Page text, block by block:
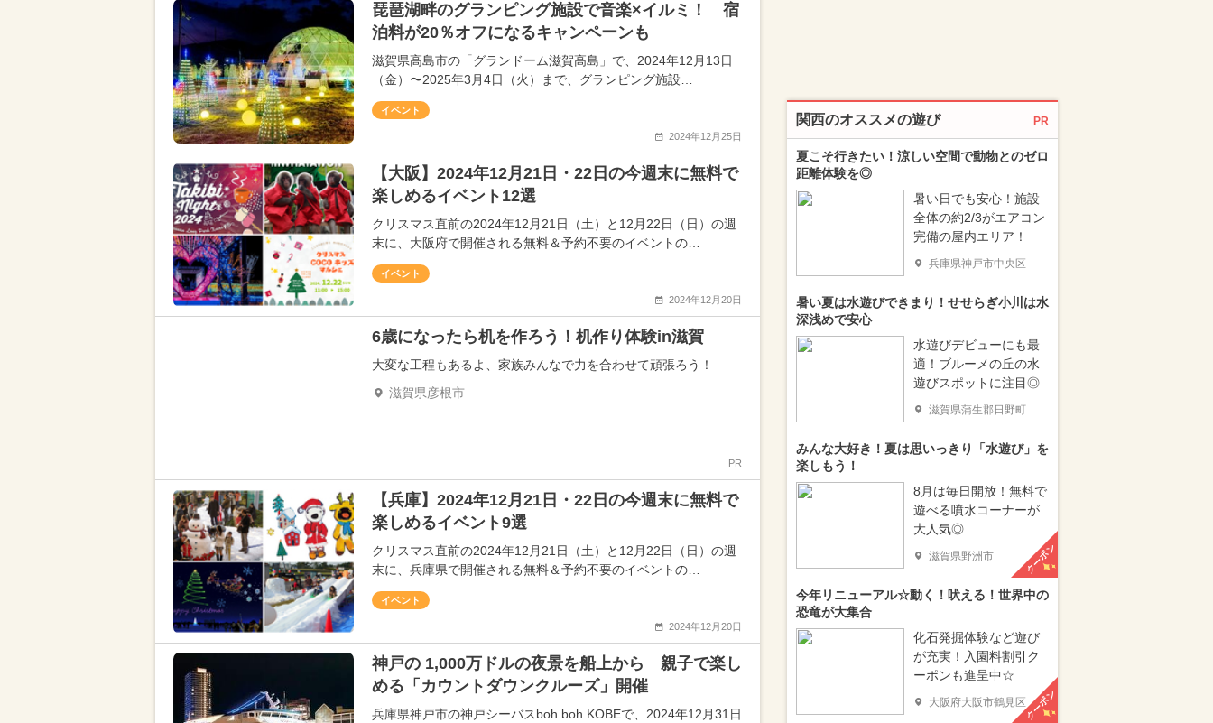
琵琶湖畔のグランピング施設で音楽×イルミ！ 宿
泊料が20％オフになるキャンペーンも
滋賀県高島市の「グランドーム滋賀高島」で、2024年12月13日
（金）〜2025年3月4日（火）まで、グランピング施設…
イベント
2024年12月25日
【大阪】2024年12月21日・22日の今週末に無料で
楽しめるイベント12選
クリスマス直前の2024年12月21日（土）と12月22日（日）の週
末に、大阪府で開催される無料＆予約不要のイベントの…
イベント
2024年12月20日
6歳になったら机を作ろう！机作り体験in滋賀
大変な工程もあるよ、家族みんなで力を合わせて頑張ろう！
滋賀県彦根市
PR
【兵庫】2024年12月21日・22日の今週末に無料で
楽しめるイベント9選
クリスマス直前の2024年12月21日（土）と12月22日（日）の週
末に、兵庫県で開催される無料＆予約不要のイベントの…
イベント
2024年12月20日
神戸の 1,000万ドルの夜景を船上から 親子で楽し
める「カウントダウンクルーズ」開催
兵庫県神戸市の神戸シーバスboh boh KOBEで、2024年12月31日
関西のオススメの遊び PR
夏こそ行きたい！涼しい空間で動物とのゼロ
距離体験を◎
暑い日でも安心！施設
全体の約2/3がエアコン
完備の屋内エリア！
兵庫県神戸市中央区
暑い夏は水遊びできまり！せせらぎ小川は水
深浅めで安心
水遊びデビューにも最
適！ブルーメの丘の水
遊びスポットに注目◎
滋賀県蒲生郡日野町
みんな大好き！夏は思いっきり「水遊び」を
楽しもう！
8月は毎日開放！無料で
遊べる噴水コーナーが
大人気◎
滋賀県野洲市 クーポン
今年リニューアル☆動く！吠える！世界中の
恐竜が大集合
化石発掘体験など遊び
が充実！入園料割引ク
ーポンも進呈中☆
大阪府大阪市鶴見区クーポン